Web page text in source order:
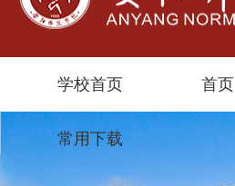
学校首页 首页
常用下载